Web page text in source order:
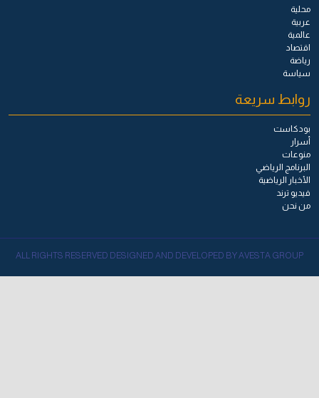
محلية
عربية
عالمية
اقتصاد
رياضة
سياسة
روابط سريعة
بودكاست
أسرار
منوعات
البرنامج الرياضي
الأخبار الرياضية
فيديو ترند
من نحن
ALL RIGHTS RESERVED DESIGNED AND DEVELOPED BY AVESTA GROUP